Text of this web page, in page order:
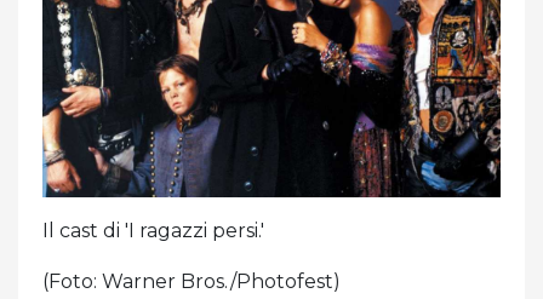
Il cast di 'I ragazzi persi.'
(Foto: Warner Bros./Photofest)